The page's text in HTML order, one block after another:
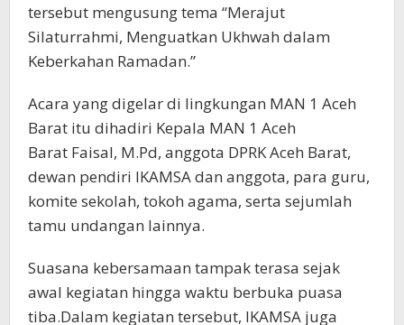
tersebut mengusung tema “Merajut
Silaturrahmi, Menguatkan Ukhwah dalam
Keberkahan Ramadan.”
Acara yang digelar di lingkungan MAN 1 Aceh
Barat itu dihadiri Kepala MAN 1 Aceh
Barat Faisal, M.Pd, anggota DPRK Aceh Barat,
dewan pendiri IKAMSA dan anggota, para guru,
komite sekolah, tokoh agama, serta sejumlah
tamu undangan lainnya.
Suasana kebersamaan tampak terasa sejak
awal kegiatan hingga waktu berbuka puasa
tiba.Dalam kegiatan tersebut, IKAMSA juga